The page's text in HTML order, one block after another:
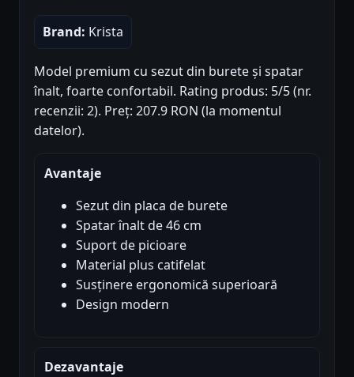
Brand: Krista
Model premium cu sezut din burete și spatar
înalt, foarte confortabil. Rating produs: 5/5 (nr.
recenzii: 2). Preț: 207.9 RON (la momentul
datelor).
Avantaje
Sezut din placa de burete
Spatar înalt de 46 cm
Suport de picioare
Material plus catifelat
Susținere ergonomică superioară
Design modern
Dezavantaje